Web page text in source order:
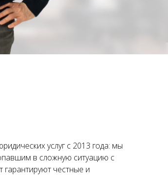
услуг с 2013 года: мы
в сложную ситуацию с
честные и